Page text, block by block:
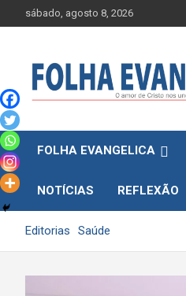
to
sábado, agosto 8, 2026
FOLHA EVANGELICA
NOTÍCIAS REFLEXÃO
Editorias Saúde